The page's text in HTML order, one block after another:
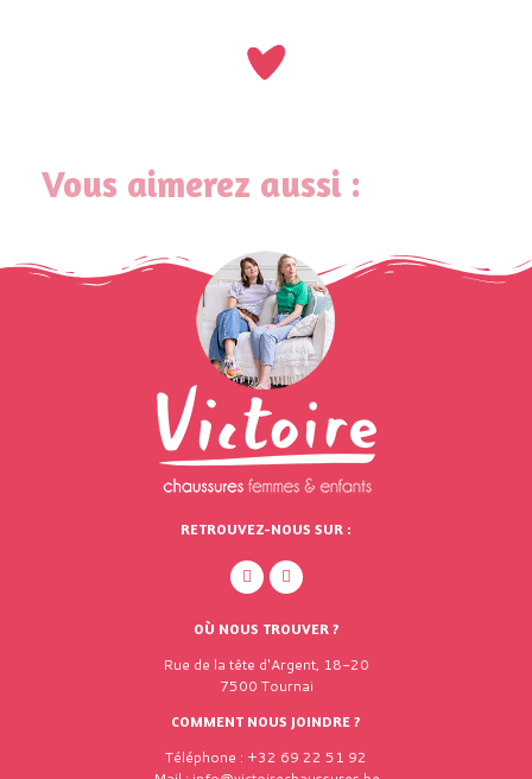
Vous aimerez aussi :
RETROUVEZ-NOUS SUR :
OÙ NOUS TROUVER ?
Rue de la tête d'Argent, 18-20
7500 Tournai
COMMENT NOUS JOINDRE ?
Téléphone : +32 69 22 51 92